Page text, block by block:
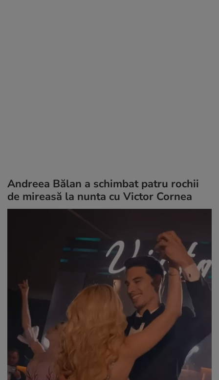
Andreea Bălan a schimbat patru rochii
de mireasă la nunta cu Victor Cornea